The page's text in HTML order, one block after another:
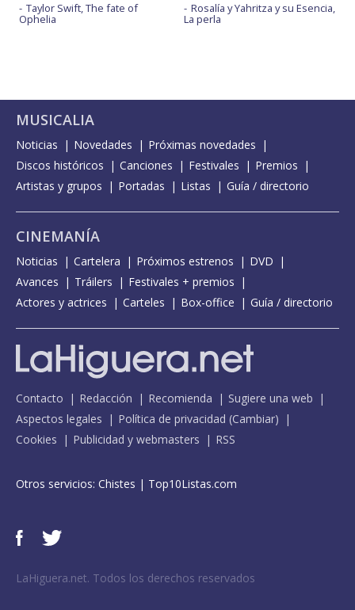
Taylor Swift, The fate of
Ophelia
Rosalía y Yahritza y su Esencia,
La perla
MUSICALIA
Noticias Novedades
Próximas novedades
Discos históricos
Canciones Festivales
Premios
Artistas y grupos
Portadas Listas Guía / directorio
CINEMANÍA
Noticias Cartelera Próximos estrenos
DVD
Avances
Tráilers
Festivales + premios
Actores y actrices
Carteles Box-office Guía / directorio
Contacto Redacción Recomienda
Sugiere una web
Aspectos legales
Política de privacidad (Cambiar)
Cookies
Publicidad y webmasters RSS
Otros servicios: Chistes | Top10Listas.com
LaHiguera.net. Todos los derechos reservados